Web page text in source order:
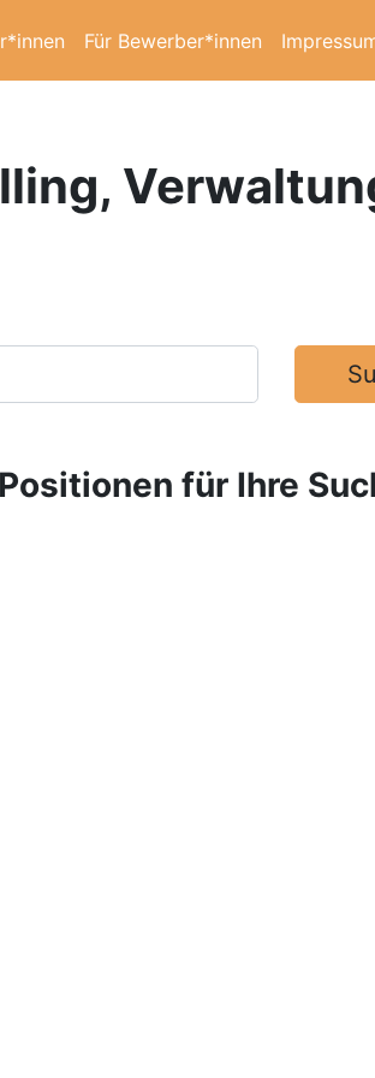
Für Bewerber*innen
für Ihre